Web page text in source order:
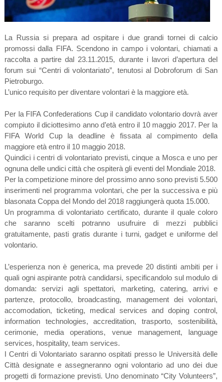
La Russia si prepara ad ospitare i due grandi tornei di calcio
promossi dalla FIFA. Scendono in campo i volontari, chiamati a
raccolta a partire dal 23.11.2015, durante i lavori d’apertura del
forum sui “Centri di volontariato”, tenutosi al Dobroforum di San
Pietroburgo.
L’unico requisito per diventare volontari è la maggiore età.
Per la FIFA Confederations Cup il candidato volontario dovrà aver
compiuto il diciottesimo anno d’età entro il 10 maggio 2017. Per la
FIFA World Cup la deadline è fissata al compimento della
maggiore età entro il 10 maggio 2018.
Quindici i centri di volontariato previsti, cinque a Mosca e uno per
ognuna delle undici città che ospiterà gli eventi del Mondiale 2018.
Per la competizione minore del prossimo anno sono previsti 5.500
inserimenti nel programma volontari, che per la successiva e più
blasonata Coppa del Mondo del 2018 raggiungerà quota 15.000.
Un programma di volontariato certificato, durante il quale coloro
che saranno scelti potranno usufruire di mezzi pubblici
gratuitamente, pasti gratis durante i turni, gadget e uniforme del
volontario.
L’esperienza non è generica, ma prevede 20 distinti ambiti per i
quali ogni aspirante potrà candidarsi, specificandolo sul modulo di
domanda: servizi agli spettatori, marketing, catering, arrivi e
partenze, protocollo, broadcasting, management dei volontari,
accomodation, ticketing, medical services and doping control,
information technologies, accreditation, trasporto, sostenibilità,
cerimonie, media operations, venue management, language
services, hospitality, team services.
I Centri di Volontariato saranno ospitati presso le Università delle
Città designate e assegneranno ogni volontario ad uno dei due
progetti di formazione previsti. Uno denominato “City Volunteers”,